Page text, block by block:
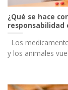
¿Qué se hace
responsabilidad
Los
y los animales